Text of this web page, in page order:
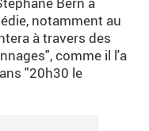
notamment au
à travers des
comme il l'a
"20h30 le